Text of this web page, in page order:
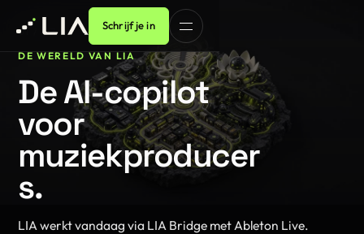
Schrijf je in
01 / 07
DE WERELD VAN LIA
De AI-copilot
voor
muziekproducer
s.
LIA werkt vandaag via LIA Bridge met Ableton Live.